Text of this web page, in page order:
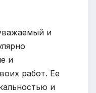
и
и
работ. Ее
и